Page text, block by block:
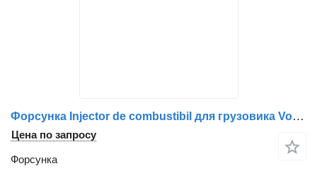
Форсунка Injector de combustibil для грузовика Volvo 20569291 85000501 85006501
Цена по запросу
Форсунка